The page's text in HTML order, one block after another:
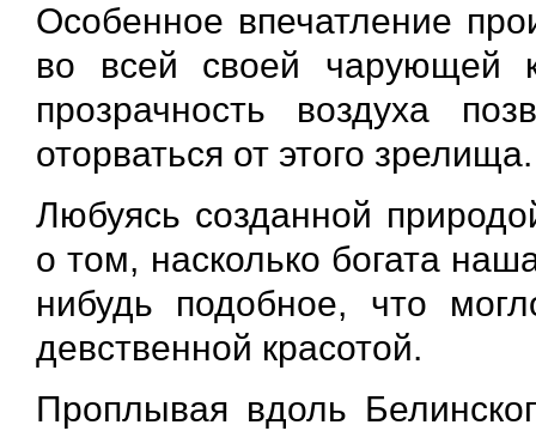
Особенное впечатление
во всей своей чарующей
прозрачность воздуха
оторваться от этого зрелища.
Любуясь созданной
о том, насколько богата
нибудь подобное, что
девственной красотой.
Проплывая вдоль